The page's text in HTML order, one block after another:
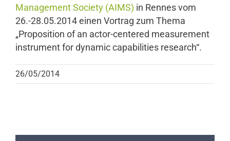
Management Society (AIMS) in Rennes vom
26.-28.05.2014 einen Vortrag zum Thema
„Proposition of an actor-centered measurement
instrument for dynamic capabilities research“.
26/05/2014